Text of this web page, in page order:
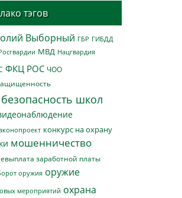
тэгов
Выборный ГБР ГИБДД
МВД Нацгвардия
ФКЦ РОС ЧОО
безопасность школ
конкурс на охрану
мошенничество
заработной платы
оружия оружие
мероприятий охрана